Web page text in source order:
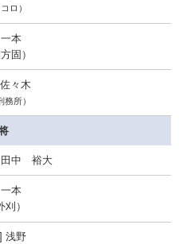
ロ）
本
固）
佐々木
務所）
田中 裕大
本
刈）
浅野